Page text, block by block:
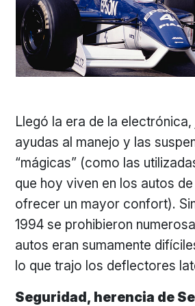
Llegó la era de la
ayudas al manejo y las
“mágicas” (como las
que hoy viven en los autos
ofrecer un mayor confort).
1994 se prohibieron
autos eran sumamente
lo que trajo los deflectores
Seguridad, herencia de